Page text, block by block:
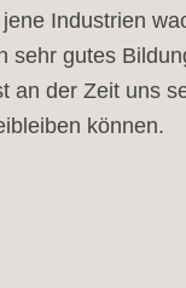
Industrien
sehr gutes
an der Zeit uns
können.